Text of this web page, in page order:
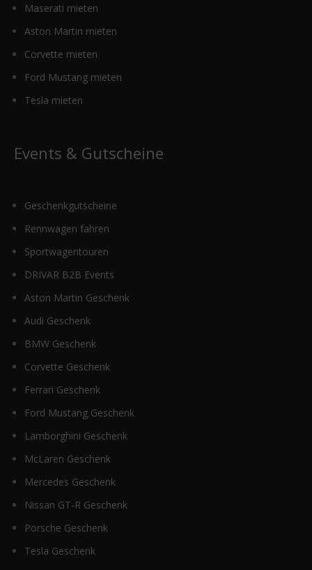
Maserati mieten
Aston Martin mieten
Corvette mieten
Ford Mustang mieten
Tesla mieten
Events & Gutscheine
Geschenkgutscheine
Rennwagen fahren
Sportwagentouren
DRIVAR B2B Events
Aston Martin Geschenk
Audi Geschenk
BMW Geschenk
Corvette Geschenk
Ferrari Geschenk
Ford Mustang Geschenk
Lamborghini Geschenk
McLaren Geschenk
Mercedes Geschenk
Nissan GT-R Geschenk
Porsche Geschenk
Tesla Geschenk